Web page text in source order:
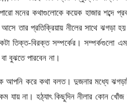
মনের কথাগুলোকে কয়েক হাজার শব্দে
তার প্রতিক্রিয়ায় নীলের সাথে ঝগড়া হয়
তিক্ত-বিরক্ত সম্পর্কের। সম্পর্কগুলো
বুঝতে পারবেন না।
আপনি করে কথা বলত। দুজনার মধ্যে
না। হঠ্যাৎ কিছুদিন নীলার কোন খোঁজ